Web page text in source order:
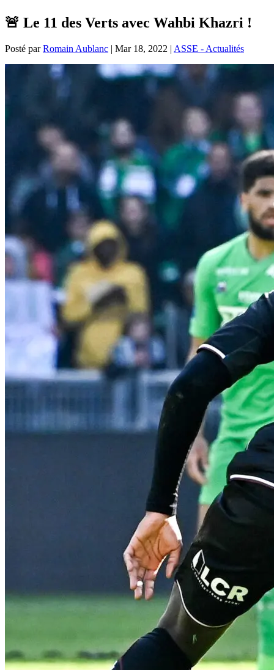
🚨 Le 11 des Verts avec Wahbi Khazri !
Posté parRomain Aublanc | Mar 18, 2022 | ASSE - Actualités